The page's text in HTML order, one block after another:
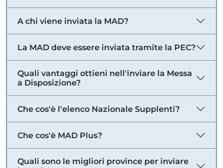
A chi viene inviata la MAD?
La MAD deve essere inviata tramite la PEC?
Quali vantaggi ottieni nell'inviare la Messa
a Disposizione?
Che cos'è l'elenco Nazionale Supplenti?
Che cos'è MAD Plus?
Quali sono le migliori province per inviare